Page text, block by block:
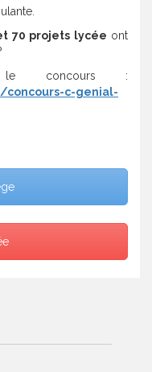
70 projets lycée ont
le concours :
concours-c-genial-